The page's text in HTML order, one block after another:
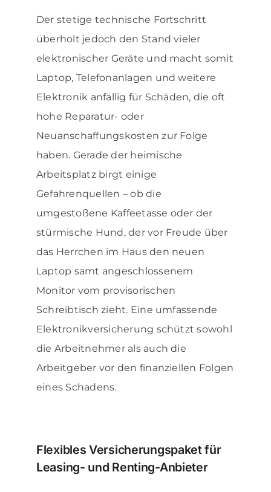
Der stetige technische Fortschritt
überholt jedoch den Stand vieler
elektronischer Geräte und macht somit
Laptop, Telefonanlagen und weitere
Elektronik anfällig für Schäden, die oft
hohe Reparatur- oder
Neuanschaffungskosten zur Folge
haben. Gerade der heimische
Arbeitsplatz birgt einige
Gefahrenquellen – ob die
umgestoßene Kaffeetasse oder der
stürmische Hund, der vor Freude über
das Herrchen im Haus den neuen
Laptop samt angeschlossenem
Monitor vom provisorischen
Schreibtisch zieht. Eine umfassende
Elektronikversicherung schützt sowohl
die Arbeitnehmer als auch die
Arbeitgeber vor den finanziellen Folgen
eines Schadens.
Flexibles Versicherungspaket für
Leasing- und Renting-Anbieter